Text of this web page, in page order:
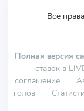
Все
Полная версия
ставок в
соглашение
голов